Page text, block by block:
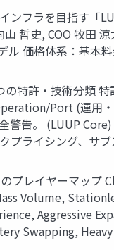
ンフラを目指す「
哲史, COO 牧田
価格体系：基本
特許・技術分類
Port (運用
警告。 (LUUP
プライシング、サ
プレイヤーマップ
Volume,
Aggressive
Swapping,